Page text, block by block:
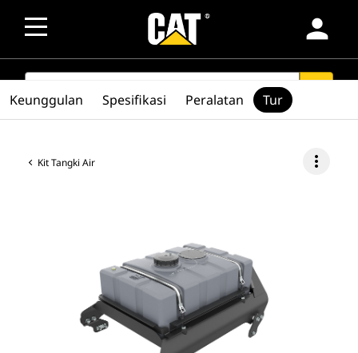
person
SEARCH
Kit Tangki Air more_vert
Keunggulan Spesifikasi Peralatan Tur